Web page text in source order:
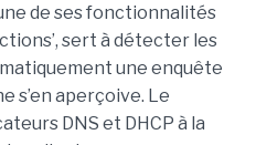
de ses fonctionnalités
sert à détecter les
une enquête
s’en aperçoive. Le
DNS et DHCP à la